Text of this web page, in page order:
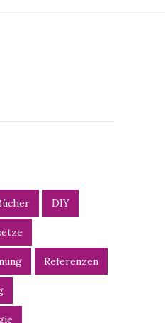
DIY
Referenzen